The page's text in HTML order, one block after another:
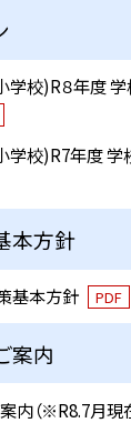
校)R８年度 学
学校)R7年度 学
本方針
基本方針 PDF
案内
内（※R8.7月現